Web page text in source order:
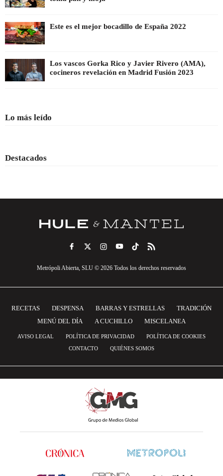
Este es el mejor bocadillo de España 2022
Los vascos Gorka Rico y Javier Rivero (AMA),
cocineros revelación en Madrid Fusión 2023
Lo más leído
Destacados
Metrópoli Abierta, SLU © 2026 Todos los derechos reservados
RECETAS DESPENSA BARRAS Y ESTRELLAS
TRADICIÓN
MENÚ DEL DÍA
A CUCHILLO MISCELANEA
AVISO LEGAL POLÍTICA DE PRIVACIDAD
POLÍTICA DE COOKIES
CONTACTO
QUIÉNES SOMOS